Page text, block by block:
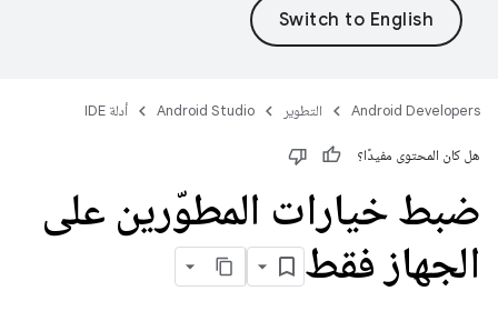
Android Developers التطوير Android Studio أدلة IDE
هل كان المحتوى مفيدًا؟
ضبط خيارات المطوّرين على
الجهاز فقط